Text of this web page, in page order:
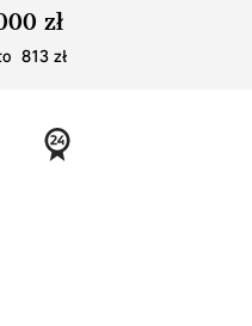
zł
813 zł